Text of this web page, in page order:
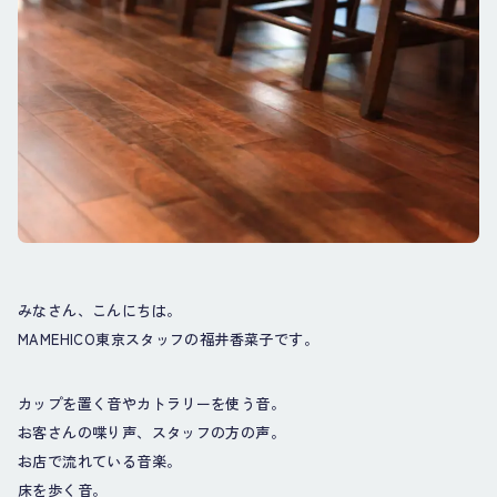
みなさん、こんにちは。
MAMEHICO東京スタッフの福井香菜子です。
カップを置く音やカトラリーを使う音。
お客さんの喋り声、スタッフの方の声。
お店で流れている音楽。
床を歩く音。